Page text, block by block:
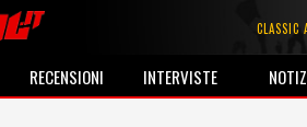
CLASSIC
RECENSIONI INTERVISTE